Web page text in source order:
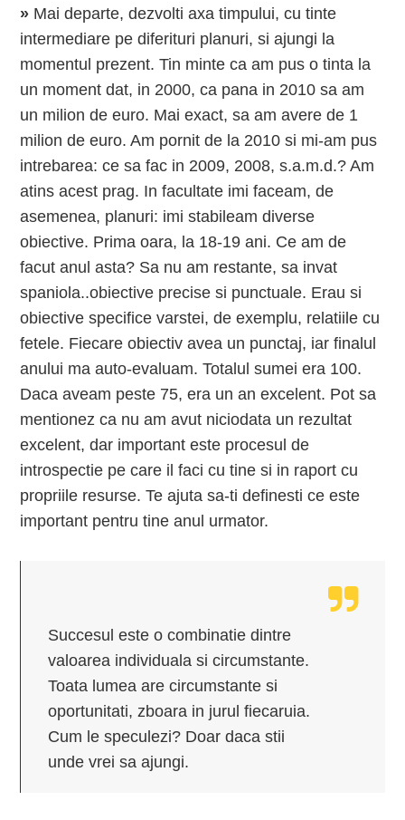
» Mai departe, dezvolti axa timpului, cu tinte
intermediare pe diferituri planuri, si ajungi la
momentul prezent. Tin minte ca am pus o tinta la
un moment dat, in 2000, ca pana in 2010 sa am
un milion de euro. Mai exact, sa am avere de 1
milion de euro. Am pornit de la 2010 si mi-am pus
intrebarea: ce sa fac in 2009, 2008, s.a.m.d.? Am
atins acest prag. In facultate imi faceam, de
asemenea, planuri: imi stabileam diverse
obiective. Prima oara, la 18-19 ani. Ce am de
facut anul asta? Sa nu am restante, sa invat
spaniola..obiective precise si punctuale. Erau si
obiective specifice varstei, de exemplu, relatiile cu
fetele. Fiecare obiectiv avea un punctaj, iar finalul
anului ma auto-evaluam. Totalul sumei era 100.
Daca aveam peste 75, era un an excelent. Pot sa
mentionez ca nu am avut niciodata un rezultat
excelent, dar important este procesul de
introspectie pe care il faci cu tine si in raport cu
propriile resurse. Te ajuta sa-ti definesti ce este
important pentru tine anul urmator.
Succesul este o combinatie dintre
valoarea individuala si circumstante.
Toata lumea are circumstante si
oportunitati, zboara in jurul fiecaruia.
Cum le speculezi? Doar daca stii
unde vrei sa ajungi.